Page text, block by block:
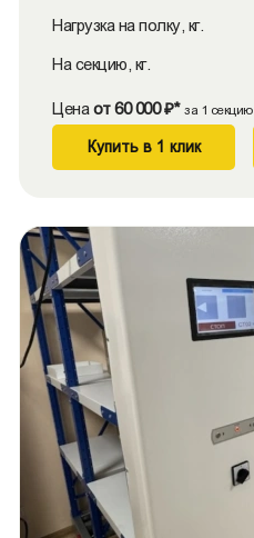
Нагрузка на полку, кг.
На секцию, кг.
Цена от 60 000 ₽* за 1 секцию
Купить в 1 клик